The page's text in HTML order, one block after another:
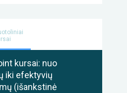
kursai: nuo
iki efektyvių
(išankstinė